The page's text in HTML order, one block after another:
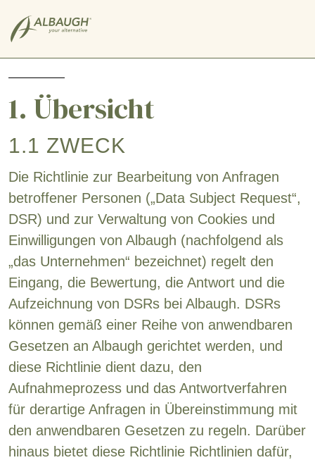
1. Übersicht
1.1 ZWECK
Die Richtlinie zur Bearbeitung von Anfragen
betroffener Personen („Data Subject Request“,
DSR) und zur Verwaltung von Cookies und
Einwilligungen von Albaugh (nachfolgend als
„das Unternehmen“ bezeichnet) regelt den
Eingang, die Bewertung, die Antwort und die
Aufzeichnung von DSRs bei Albaugh. DSRs
können gemäß einer Reihe von anwendbaren
Gesetzen an Albaugh gerichtet werden, und
diese Richtlinie dient dazu, den
Aufnahmeprozess und das Antwortverfahren
für derartige Anfragen in Übereinstimmung mit
den anwendbaren Gesetzen zu regeln. Darüber
hinaus bietet diese Richtlinie Richtlinien dafür,